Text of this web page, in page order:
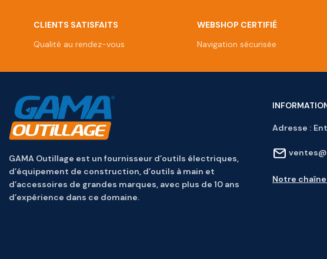
CLIENTS SATISFAITS
Qualité au rendez-vous
WEBSHOP CERTIFIÉ
Navigation sécurisée
GAMA Outillage est un fournisseur d’outils électriques,
d’équipement de construction, d’outils à main et
d’accessoires de grandes marques, avec plus de 10 ans
d’expérience dans ce domaine.
Adresse :
Notre chaîne